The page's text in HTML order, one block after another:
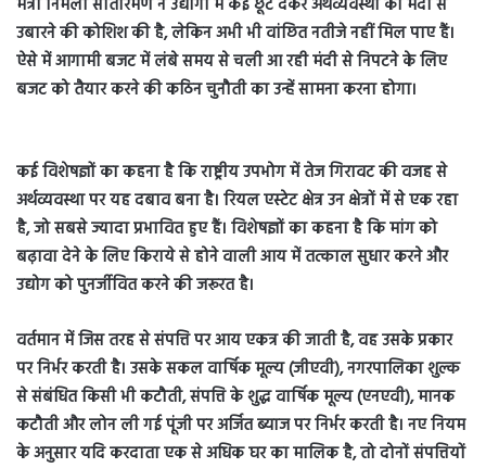
मंत्री निर्मला सीतारमण ने उद्योगों में कई छूट देकर अर्थव्यवस्था को मंदी से
उबारने की कोशिश की है, लेकिन अभी भी वांछित नतीजे नहीं मिल पाए हैं।
ऐसे में आगामी बजट में लंबे समय से चली आ रही मंदी से निपटने के लिए
बजट को तैयार करने की कठिन चुनौती का उन्हें सामना करना होगा।
कई विशेषज्ञों का कहना है कि राष्ट्रीय उपभोग में तेज गिरावट की वजह से
अर्थव्यवस्था पर यह दबाव बना है। रियल एस्टेट क्षेत्र उन क्षेत्रों में से एक रहा
है, जो सबसे ज्यादा प्रभावित हुए हैं। विशेषज्ञों का कहना है कि मांग को
बढ़ावा देने के लिए किराये से होने वाली आय में तत्काल सुधार करने और
उद्योग को पुनर्जीवित करने की जरूरत है।
वर्तमान में जिस तरह से संपत्ति पर आय एकत्र की जाती है, वह उसके प्रकार
पर निर्भर करती है। उसके सकल वार्षिक मूल्य (जीएवी), नगरपालिका शुल्क
से संबंधित किसी भी कटौती, संपत्ति के शुद्ध वार्षिक मूल्य (एनएवी), मानक
कटौती और लोन ली गई पूंजी पर अर्जित ब्याज पर निर्भर करती है। नए नियम
के अनुसार यदि करदाता एक से अधिक घर का मालिक है, तो दोनों संपत्तियों